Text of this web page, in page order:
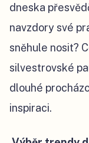
dneska
navzdory své
sněhule nosit?
silvestrovské
dlouhé
inspiraci.